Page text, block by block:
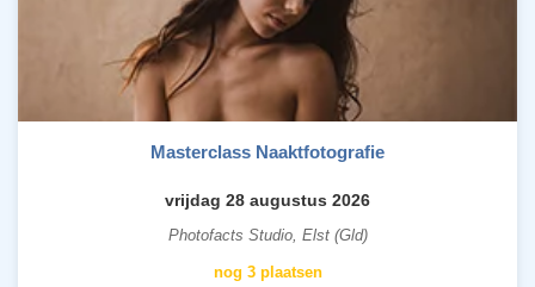
Masterclass Naaktfotografie
vrijdag 28 augustus 2026
Photofacts Studio, Elst (Gld)
nog 3 plaatsen